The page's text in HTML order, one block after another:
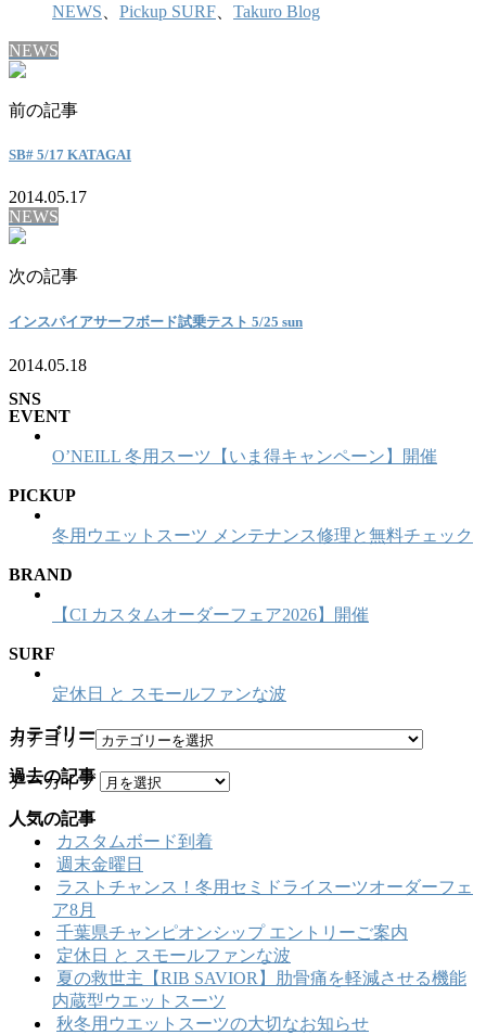
NEWS
Pickup SURF Takuro Blog
NEWS
前の記事
SB# 5/17 KATAGAI
2014.05.17
NEWS
次の記事
インスパイアサーフボード試乗テスト 5/25 sun
2014.05.18
SNS
EVENT
O’NEILL 冬用スーツ【いま得キャンペーン】開催
PICKUP
冬用ウエットスーツ メンテナンス修理と無料チェック
BRAND
【CI カスタムオーダーフェア2026】開催
SURF
定休日 と スモールファンな波
カテゴリー
カテゴリー
過去の記事
アーカイブ
人気の記事
カスタムボード到着
週末金曜日
ラストチャンス！冬用セミドライスーツオーダーフェ
ア8月
千葉県チャンピオンシップ エントリーご案内
定休日 と スモールファンな波
夏の救世主【RIB SAVIOR】肋骨痛を軽減させる機能
内蔵型ウエットスーツ
秋冬用ウエットスーツの大切なお知らせ